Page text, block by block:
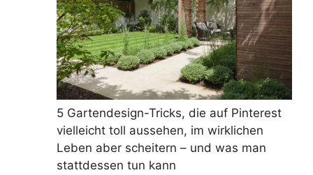
5 Gartendesign-Tricks, die auf Pinterest
vielleicht toll aussehen, im wirklichen
Leben aber scheitern – und was man
stattdessen tun kann